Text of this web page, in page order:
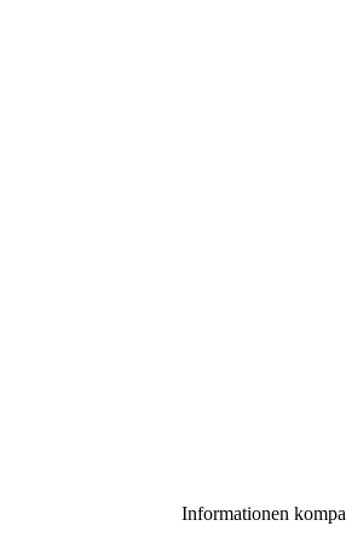
Informationen